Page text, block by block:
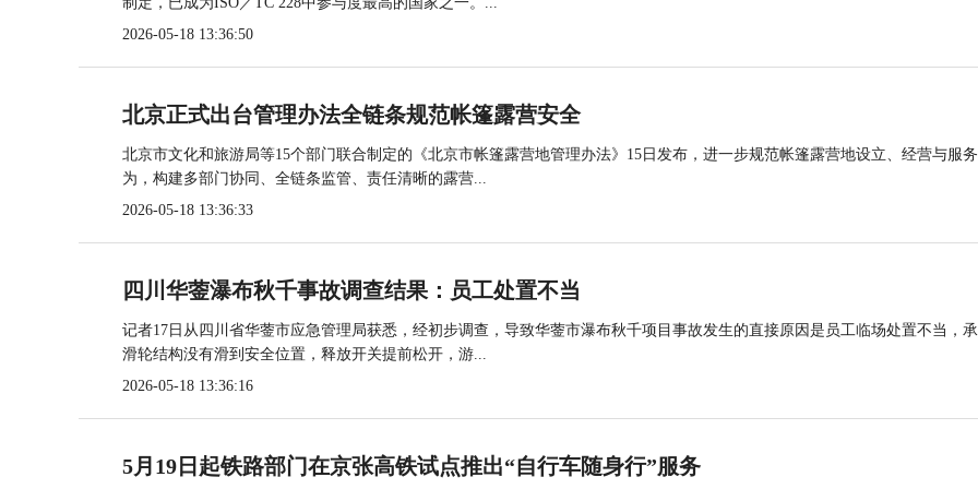
2026-05-18 13:36:50
北京正式出台管理办法全链条规范帐篷露营安全
北京市文化和旅游局等15个部门联合制定的《北京市帐篷露营地管理办法》15日发布，进一步规范帐篷露营地设立、经营与服
为，构建多部门协同、全链条监管、责任清晰的露营...
2026-05-18 13:36:33
四川华蓥瀑布秋千事故调查结果：员工处置不当
记者17日从四川省华蓥市应急管理局获悉，经初步调查，导致华蓥市瀑布秋千项目事故发生的直接原因是员工临场处置不当，
滑轮结构没有滑到安全位置，释放开关提前松开，游...
2026-05-18 13:36:16
5月19日起铁路部门在京张高铁试点推出“自行车随身行”服务